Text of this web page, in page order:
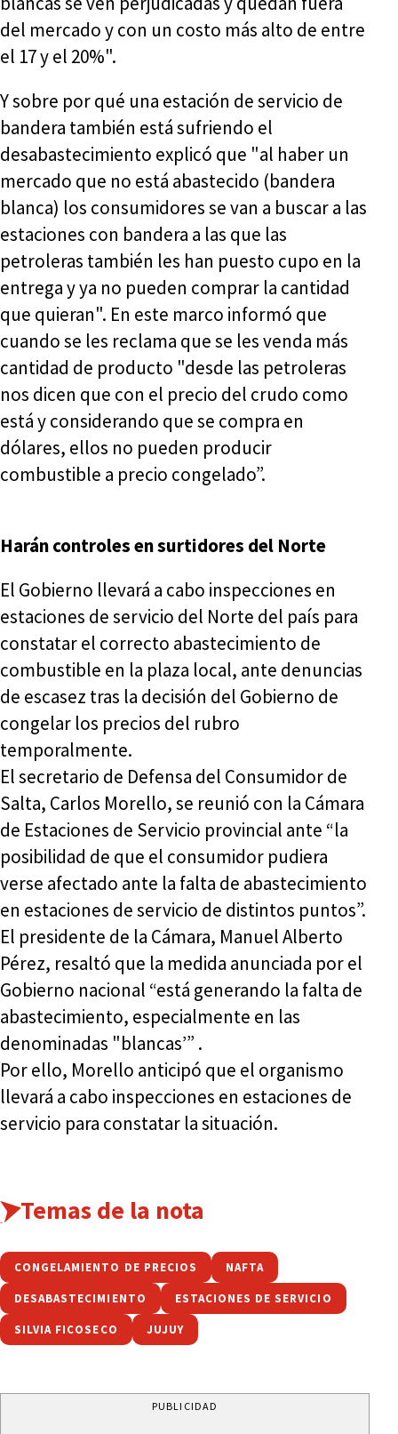
del mercado y con un costo más alto de entre
el 17 y el 20%".
Y sobre por qué una estación de servicio de
bandera también está sufriendo el
desabastecimiento explicó que "al haber un
mercado que no está abastecido (bandera
blanca) los consumidores se van a buscar a las
estaciones con bandera a las que las
petroleras también les han puesto cupo en la
entrega y ya no pueden comprar la cantidad
que quieran". En este marco informó que
cuando se les reclama que se les venda más
cantidad de producto "desde las petroleras
nos dicen que con el precio del crudo como
está y considerando que se compra en
dólares, ellos no pueden producir
combustible a precio congelado”.
Harán controles en surtidores del Norte
El Gobierno llevará a cabo inspecciones en
estaciones de servicio del Norte del país para
constatar el correcto abastecimiento de
combustible en la plaza local, ante denuncias
de escasez tras la decisión del Gobierno de
congelar los precios del rubro
temporalmente.
El secretario de Defensa del Consumidor de
Salta, Carlos Morello, se reunió con la Cámara
de Estaciones de Servicio provincial ante “la
posibilidad de que el consumidor pudiera
verse afectado ante la falta de abastecimiento
en estaciones de servicio de distintos puntos”.
El presidente de la Cámara, Manuel Alberto
Pérez, resaltó que la medida anunciada por el
Gobierno nacional “está generando la falta de
abastecimiento, especialmente en las
denominadas "blancas’” .
Por ello, Morello anticipó que el organismo
llevará a cabo inspecciones en estaciones de
servicio para constatar la situación.
Temas de la nota
CONGELAMIENTO DE PRECIOS NAFTA
DESABASTECIMIENTO ESTACIONES DE SERVICIO
SILVIA FICOSECO JUJUY
PUBLICIDAD